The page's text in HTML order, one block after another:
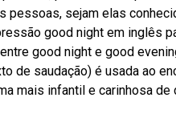
pessoas, sejam elas
good night em inglês
good night e good
de saudação) é usada ao
mais infantil e carinhosa